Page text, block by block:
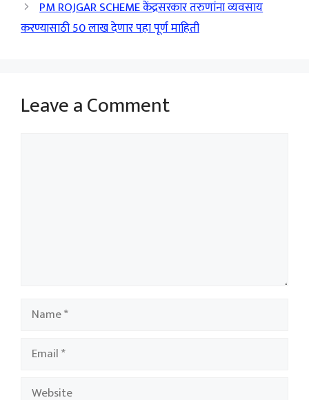
PM ROJGAR SCHEME केंद्रसरकार तरुणांना व्यवसाय
करण्यासाठी 50 लाख देणार पहा पूर्ण माहिती
Leave a Comment
Name
Email
Website